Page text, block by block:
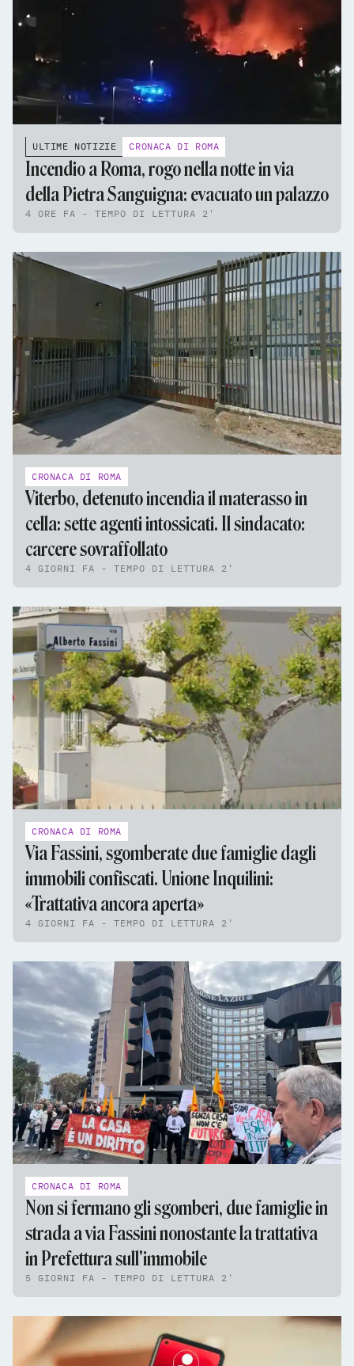
ULTIME NOTIZIE CRONACA DI ROMA
Incendio a Roma, rogo nella notte in via
della Pietra Sanguigna: evacuato un palazzo
4 ORE FA - TEMPO DI LETTURA 2'
CRONACA DI ROMA
Viterbo, detenuto incendia il materasso in
cella: sette agenti intossicati. Il sindacato:
carcere sovraffollato
4 GIORNI FA - TEMPO DI LETTURA 2'
CRONACA DI ROMA
Via Fassini, sgomberate due famiglie dagli
immobili confiscati. Unione Inquilini:
«Trattativa ancora aperta»
4 GIORNI FA - TEMPO DI LETTURA 2'
CRONACA DI ROMA
Non si fermano gli sgomberi, due famiglie in
strada a via Fassini nonostante la trattativa
in Prefettura sull'immobile
5 GIORNI FA - TEMPO DI LETTURA 2'